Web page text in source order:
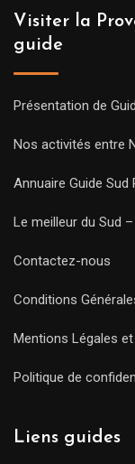
Visiter la
guide
Présentation de
Nos activités entre
Annuaire Guide Sud
Le meilleur du Sud
Contactez-nous
Conditions
Mentions Légales et
Politique de
Liens guides